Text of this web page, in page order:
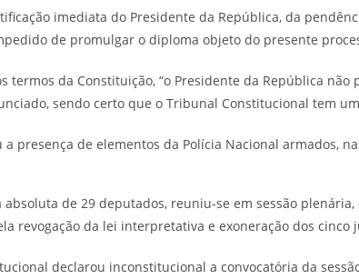
imediata do Presidente da República, da
de promulgar o diploma objeto do presente
termos da Constituição, “o Presidente da República
sendo certo que o Tribunal Constitucional tem
presença de elementos da Polícia Nacional armados,
de 29 deputados, reuniu-se em sessão
revogação da lei interpretativa e exoneração dos
declarou inconstitucional a convocatória da